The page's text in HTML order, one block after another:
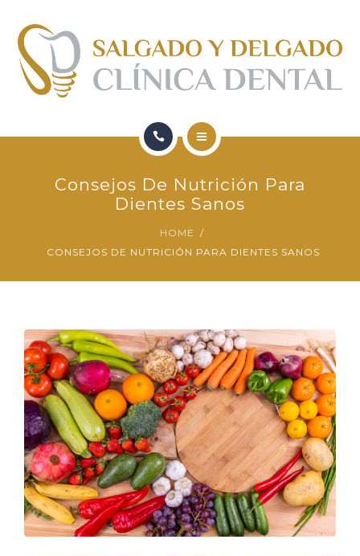
QUIENES SOMOS
CONTACTO
BLOG
SERVICIOS
BLOG
Consejos De Nutrición Para
Dientes Sanos
HOME
CONSEJOS DE NUTRICIÓN PARA DIENTES SANOS